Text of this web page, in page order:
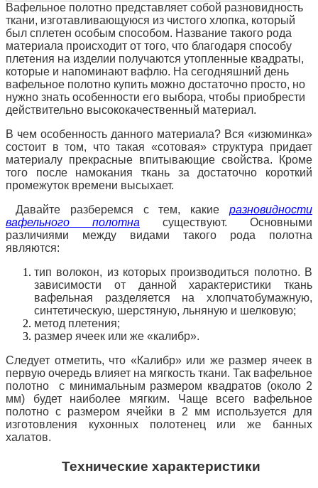
Вафельное полотно представляет собой разновидность
ткани, изготавливающуюся из чистого хлопка, который
был сплетен особым способом. Название такого рода
материала происходит от того, что благодаря способу
плетения на изделии получаются утопленные квадраты,
которые и напоминают вафлю. На сегодняшний день
вафельное полотно купить можно достаточно просто, но
нужно знать особенности его выбора, чтобы приобрести
действительно высококачественный материал.
В чем особенность данного материала? Вся «изюминка»
состоит в том, что такая «сотовая» структура придает
материалу прекрасные впитывающие свойства. Кроме
того после намокания ткань за достаточно короткий
промежуток времени высыхает.
Давайте разберемся с тем, какиеразновидности
вафельного полотна существуют. Основными
различиями между видами такого рода полотна
являются:
тип волокон, из которых производиться полотно. В
зависимости от данной характеристики ткань
вафельная разделяется на хлопчатобумажную,
синтетическую, шерстяную, льняную и шелковую;
метод плетения;
размер ячеек или же «калибр».
Следует отметить, что «Калибр» или же размер ячеек в
первую очередь влияет на мягкость ткани. Так вафельное
полотно с минимальным размером квадратов (около 2
мм) будет наиболее мягким. Чаще всего вафельное
полотно с размером ячейки в 2 мм используется для
изготовления кухонных полотенец или же банных
халатов.
Технические характеристики